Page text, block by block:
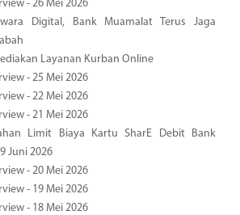
- 26 Mei 2026
Digital, Bank Muamalat Terus Jaga
Layanan Kurban Online
- 25 Mei 2026
- 22 Mei 2026
- 21 Mei 2026
Limit Biaya Kartu SharE Debit Bank
Juni 2026
- 20 Mei 2026
- 19 Mei 2026
- 18 Mei 2026